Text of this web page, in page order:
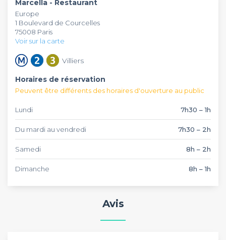
voyager directement dans la péninsule. Les espaces
modulables et l'ambiance chaleureuse en font un lieu
parfait pour vos événements, qu'ils soient professionnels ou
festifs.
Marcella - Restaurant
Europe
1 Boulevard de Courcelles
75008 Paris
Voir sur la carte
Villiers
Horaires de réservation
Peuvent être différents des horaires d'ouverture au public
Lundi 7h30 – 1h
Du mardi au vendredi 7h30 – 2h
Samedi 8h – 2h
Dimanche 8h – 1h
Avis